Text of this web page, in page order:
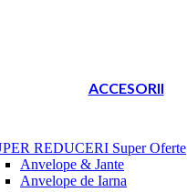
ACCESORII
REDUCERI Super Oferte
Anvelope & Jante
Anvelope de Iarna